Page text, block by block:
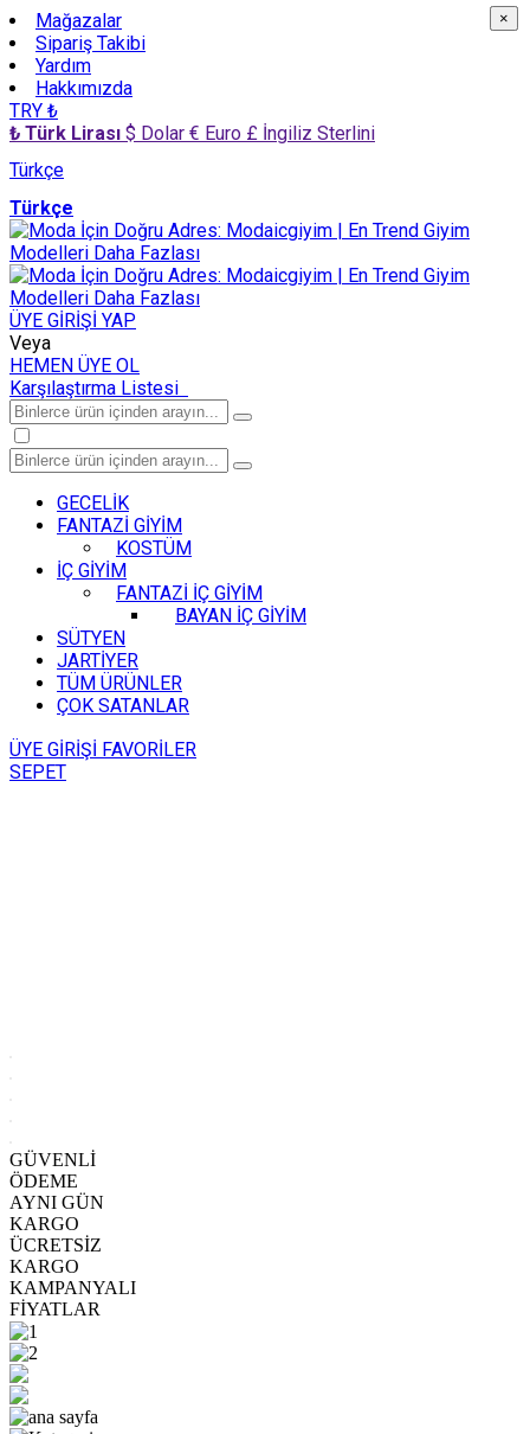
Mağazalar
Sipariş Takibi
Yardım
Hakkımızda
TRY ₺
₺ Türk Lirası $ Dolar € Euro £ İngiliz Sterlini
Türkçe
Türkçe
ÜYE GİRİŞİ YAP
Veya
HEMEN ÜYE OL
Karşılaştırma Listesi
GECELİK
FANTAZİ GİYİM
KOSTÜM
İÇ GİYİM
FANTAZİ İÇ GİYİM
BAYAN İÇ GİYİM
SÜTYEN
JARTİYER
TÜM ÜRÜNLER
ÇOK SATANLAR
ÜYE GİRİŞİ FAVORİLER
SEPET
GÜVENLİ
ÖDEME
AYNI GÜN
KARGO
ÜCRETSİZ
KARGO
KAMPANYALI
FİYATLAR
×
×